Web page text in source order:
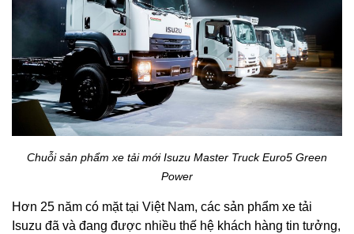
Chuỗi sản phẩm xe tải mới Isuzu Master Truck Euro5 Green
Power
Hơn 25 năm có mặt tại Việt Nam, các sản phẩm xe tải
Isuzu đã và đang được nhiều thế hệ khách hàng tin tưởng,